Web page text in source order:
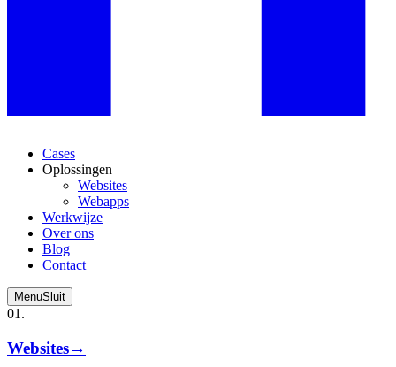
Cases
Oplossingen
Websites
Webapps
Werkwijze
Over ons
Blog
Contact
MenuSluit
01.
Websites→